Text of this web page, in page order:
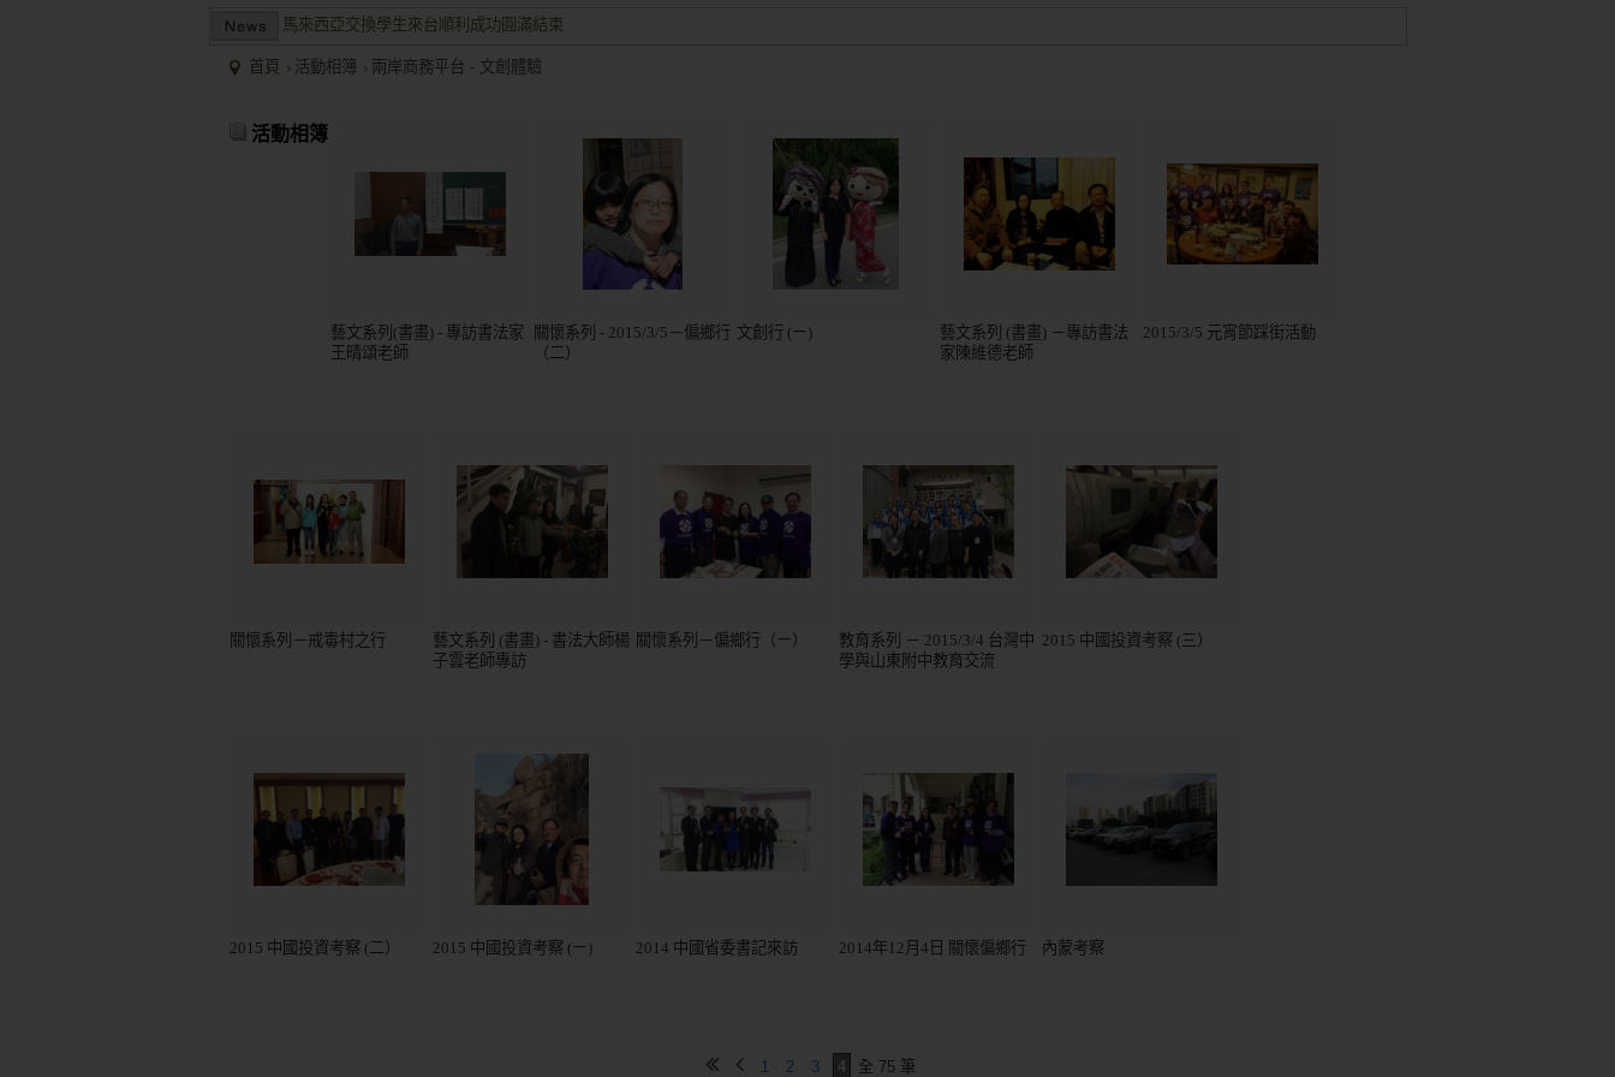
兩岸商業投資考察團於大陸多地受到盛大歡迎並且已有多個項目落地、對接
2015/12關懷偏鄉小學，物資順利送達。
兩岸商業投資考察團於大陸多地受到盛大歡迎並且已有多個項目落地、對接
首頁 活動相簿 兩岸商務平台 - 文創體驗
活動相簿
藝文系列(書畫) - 專訪書法家
王晴頌老師
關懷系列 - 2015/3/5－偏鄉行
（二）
文創行 (ㄧ)
藝文系列 (書畫) －專訪書法
家陳維德老師
2015/3/5 元宵節踩街活動
關懷系列－戒毒村之行
藝文系列 (書畫) - 書法大師楊
子雲老師專訪
關懷系列－偏鄉行（ㄧ）
教育系列 － 2015/3/4 台灣中
學與山東附中教育交流
2015 中國投資考察 (三）
2015 中國投資考察 (二） 2015 中國投資考察 (ㄧ) 2014 中國省委書記來訪 2014年12月4日 關懷偏鄉行 內蒙考察
1 2 3 4 全 75 筆